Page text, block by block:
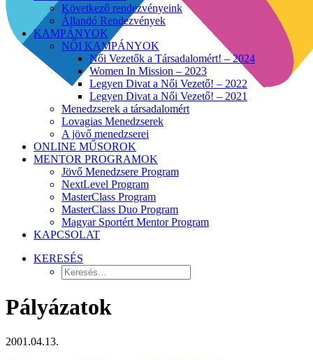
Következő rendezvényeink
Állandó Rendezvények
KAMPÁNYOK
NŐI KAMPÁNYOK
Női Vezetők a Társadalomért! – 2024
Women In Mission – 2023
Legyen Divat a Női Vezető! – 2022
Legyen Divat a Női Vezető! – 2021
Menedzserek a társadalomért
Lovagias Menedzserek
A jövő menedzserei
ONLINE MŰSOROK
MENTOR PROGRAMOK
Jövő Menedzsere Program
NextLevel Program
MasterClass Program
MasterClass Duo Program
Magyar Sportért Mentor Program
KAPCSOLAT
KERESÉS
Pályázatok
2001.04.13.